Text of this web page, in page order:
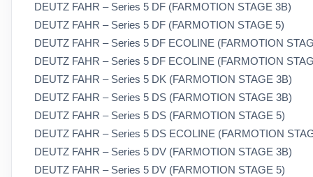
DEUTZ FAHR – Series 5 DF (FARMOTION STAGE 3B)
DEUTZ FAHR – Series 5 DF (FARMOTION STAGE 5)
DEUTZ FAHR – Series 5 DF ECOLINE (FARMOTION
DEUTZ FAHR – Series 5 DF ECOLINE (FARMOTION
DEUTZ FAHR – Series 5 DK (FARMOTION STAGE 3B)
DEUTZ FAHR – Series 5 DS (FARMOTION STAGE 3B)
DEUTZ FAHR – Series 5 DS (FARMOTION STAGE 5)
DEUTZ FAHR – Series 5 DS ECOLINE (FARMOTION
DEUTZ FAHR – Series 5 DV (FARMOTION STAGE 3B)
DEUTZ FAHR – Series 5 DV (FARMOTION STAGE 5)